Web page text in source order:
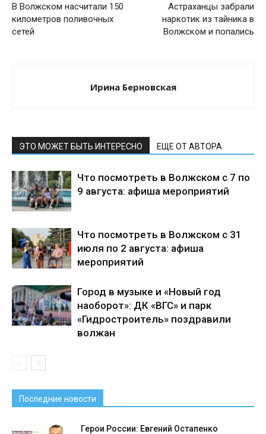
В Волжском насчитали 150
километров поливочных
сетей
Астраханцы забрали
наркотик из тайника в
Волжском и попались
Ирина Берновская
ЭТО МОЖЕТ БЫТЬ ИНТЕРЕСНО ЕЩЕ ОТ АВТОРА
Что посмотреть в Волжском с 7 по
9 августа: афиша мероприятий
Что посмотреть в Волжском с 31
июля по 2 августа: афиша
мероприятий
Город в музыке и «Новый год
наоборот»: ДК «ВГС» и парк
«Гидростроитель» поздравили
волжан
Последние новости
Герои России: Евгений Остапенко